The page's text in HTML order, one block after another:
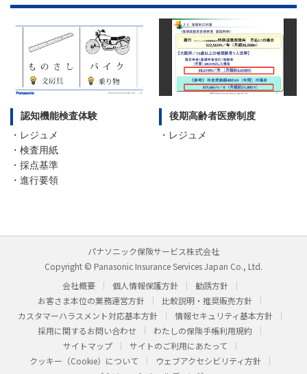
認知機能検査体験
・レジュメ
・検査用紙
・採点基準
・進行要領
後期高齢者医療制度
・レジュメ
パナソニック保険サービス株式会社
Copyright © Panasonic Insurance Services Japan Co., Ltd.
会社概要
個人情報保護方針
勧誘方針
お客さま本位の業務運営方針
比較説明・推奨販売方針
カスタマーハラスメント対応基本方針
情報セキュリティ基本方針
採用に関するお問い合わせ
わたしの保険手帳利用規約
サイトマップ
サイトのご利用にあたって
クッキー（Cookie）について
ウェブアクセシビリティ方針